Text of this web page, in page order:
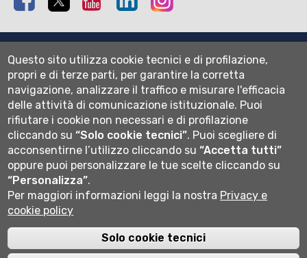
Mappa del sito
Normativa cookie
Informativa privacy
Cookie settings
Wi-fi
Webmail
Università degli studi di Bergamo
Cod. Fiscale 80004350163
P.IVA 01612800167
Questo sito utilizza cookie tecnici e di profilazione,
propri e di terze parti, per garantire la corretta
navigazione, analizzare il traffico e misurare l'efficacia
delle attività di comunicazione istituzionale. Puoi
rifiutare i cookie non necessari e di profilazione
cliccando su“Solo cookie tecnici”. Puoi scegliere di
acconsentirne l’utilizzo cliccando su“Accetta tutti”
oppure puoi personalizzare le tue scelte cliccando su
“Personalizza”.
Per maggiori informazioni leggi la nostra Privacy e
cookie policy
Solo cookie tecnici